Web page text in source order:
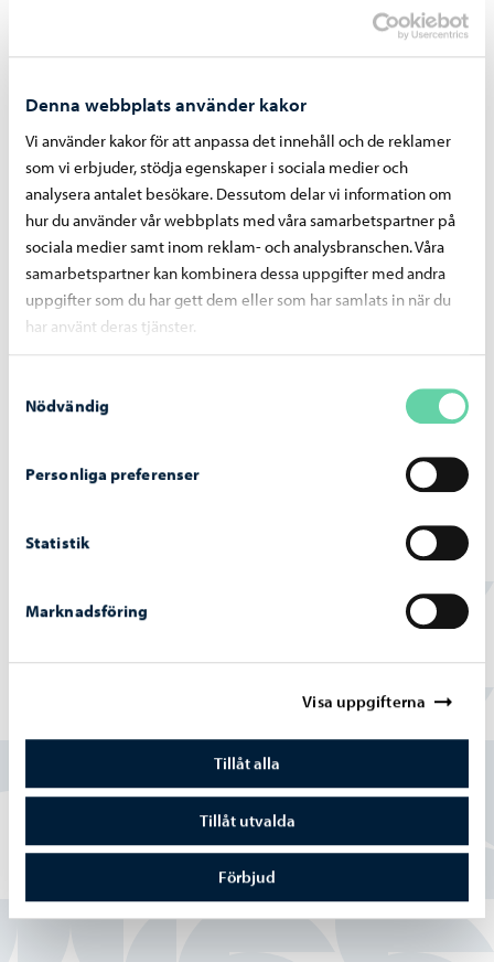
Denna webbplats använder kakor
Vi använder kakor för att anpassa det innehåll och de reklamer
som vi erbjuder, stödja egenskaper i sociala medier och
analysera antalet besökare. Dessutom delar vi information om
hur du använder vår webbplats med våra samarbetspartner på
sociala medier samt inom reklam- och analysbranschen. Våra
samarbetspartner kan kombinera dessa uppgifter med andra
uppgifter som du har gett dem eller som har samlats in när du
har använt deras tjänster.
Nödvändig
Personliga preferenser
Statistik
Marknadsföring
Visa uppgifterna
Tillåt alla
Tillåt utvalda
Förbjud
Förvaltning-12.06.2026
Miljöhälsosektionens möte 11.6.2026
Förvaltning -20.03.2026
Miljöhälsosektionens möte 19.2.2026
Delvis
Nej